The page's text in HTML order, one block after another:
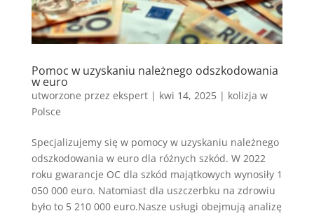
Pomoc w uzyskaniu należnego odszkodowania
w euro
utworzone przez ekspert| kwi 14, 2025| kolizja w
Polsce
Specjalizujemy się w pomocy w uzyskaniu należnego
odszkodowania w euro dla różnych szkód. W 2022
roku gwarancje OC dla szkód majątkowych wynosiły 1
050 000 euro. Natomiast dla uszczerbku na zdrowiu
było to 5 210 000 euro.Nasze usługi obejmują analizę